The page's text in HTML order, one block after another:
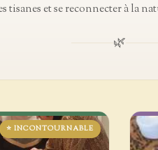
tisanes et se reconnecter à la
🌿
⭐ INCONTOURNABLE